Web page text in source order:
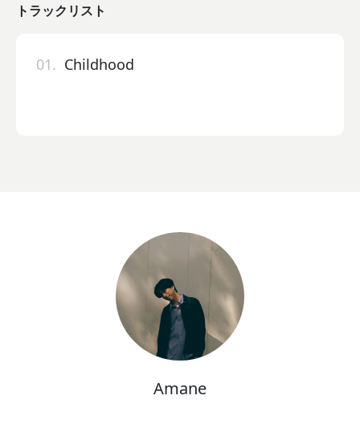
トラックリスト
01. Childhood
Amane